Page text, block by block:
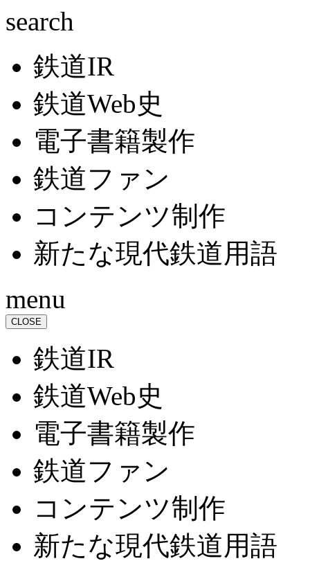
search
鉄道IR
鉄道Web史
電子書籍製作
鉄道ファン
コンテンツ制作
新たな現代鉄道用語
menu
CLOSE
鉄道IR
鉄道Web史
電子書籍製作
鉄道ファン
コンテンツ制作
新たな現代鉄道用語